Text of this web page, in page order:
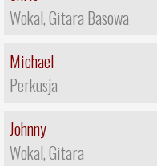
Wokal, Gitara Basowa
Michael
Perkusja
Johnny
Wokal, Gitara